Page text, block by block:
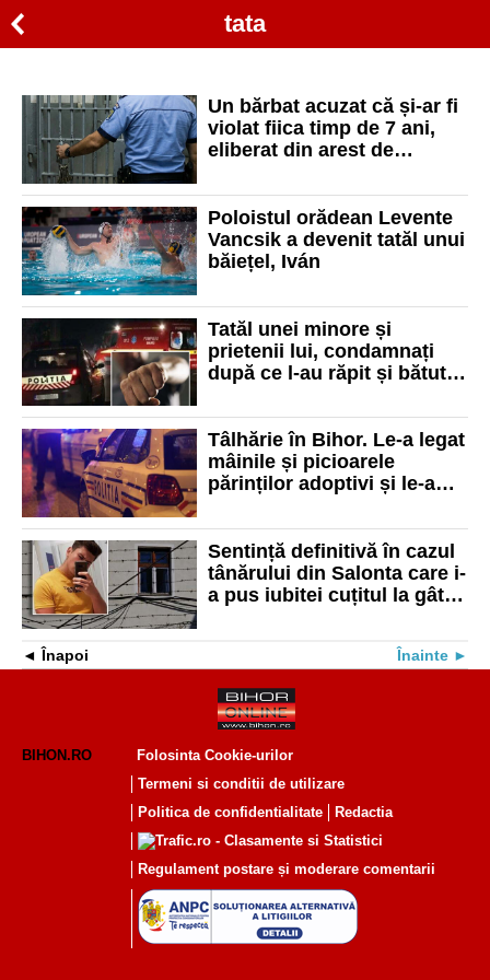
tata
Un bărbat acuzat că și-ar fi
violat fiica timp de 7 ani,
eliberat din arest de
control judiciar
Poloistul orădean Levente
Vancsik a devenit tatăl unui
băiețel, Iván
Tatăl unei minore și
prietenii lui, condamnați
după ce l-au răpit și bătut
Tâlhărie în Bihor. Le-a legat
mâinile și picioarele
părinților adoptivi și le-a
telefoane și bijuterii
Sentință definitivă în cazul
tânărului din Salonta care i-
a pus iubitei cuțitul la gât și
Înapoi Înainte
BIHON.RO
Folosinta Cookie-urilor
Termeni si conditii de utilizare
Politica de confidentialitate
Redactia
Regulament postare și moderare comentarii